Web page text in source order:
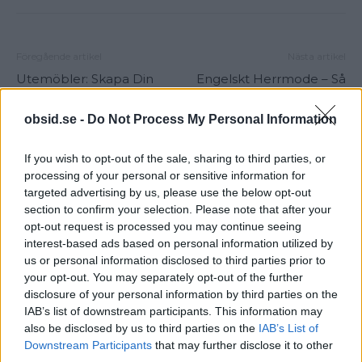
obsid.se - Do Not Process My Personal Information
If you wish to opt-out of the sale, sharing to third parties, or
processing of your personal or sensitive information for
targeted advertising by us, please use the below opt-out
section to confirm your selection. Please note that after your
opt-out request is processed you may continue seeing
interest-based ads based on personal information utilized by
us or personal information disclosed to third parties prior to
your opt-out. You may separately opt-out of the further
disclosure of your personal information by third parties on the
IAB’s list of downstream participants. This information may
also be disclosed by us to third parties on the IAB’s List of
Downstream Participants that may further disclose it to other
Utemöbler: Skapa Din
Engelskt Herrmode – Så
Engelsk Stil
Sebastian
Allt från personlig utveckling till sköna sneakers är intressant!
Kvalitetstid för mig är en kall, ljus, amerikansk öl i solen på en
uteservering, gärna "i goda vänners lag" om man nu skall
slänga in något klyschigt också.